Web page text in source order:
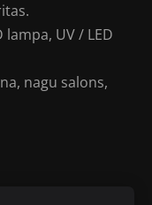
lampa, UV / LED
nagu salons,